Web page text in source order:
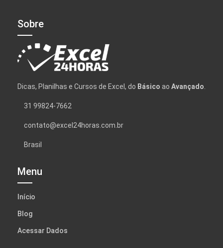
Sobre
Dicas, Planilhas e Cursos de Excel, do Básico ao Avançado.
31 99824-7662
contato@excel24horas.com.br
Brasil
Menu
Início
Blog
Acessar Dados